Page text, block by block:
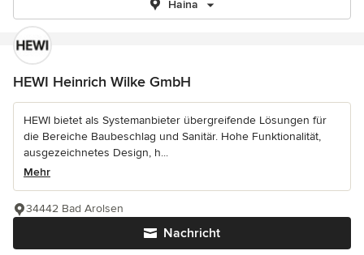
Haina
HEWI Heinrich Wilke GmbH
HEWI bietet als Systemanbieter übergreifende Lösungen für
die Bereiche Baubeschlag und Sanitär. Hohe Funktionalität,
ausgezeichnetes Design, h...
Mehr
Nachricht
34442 Bad Arolsen